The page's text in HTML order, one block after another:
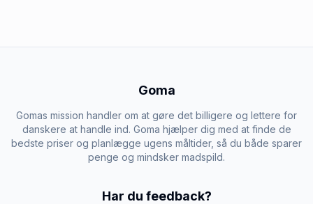
Goma
Gomas mission handler om at gøre det billigere og lettere for
danskere at handle ind. Goma hjælper dig med at finde de
bedste priser og planlægge ugens måltider, så du både sparer
penge og mindsker madspild.
Har du feedback?